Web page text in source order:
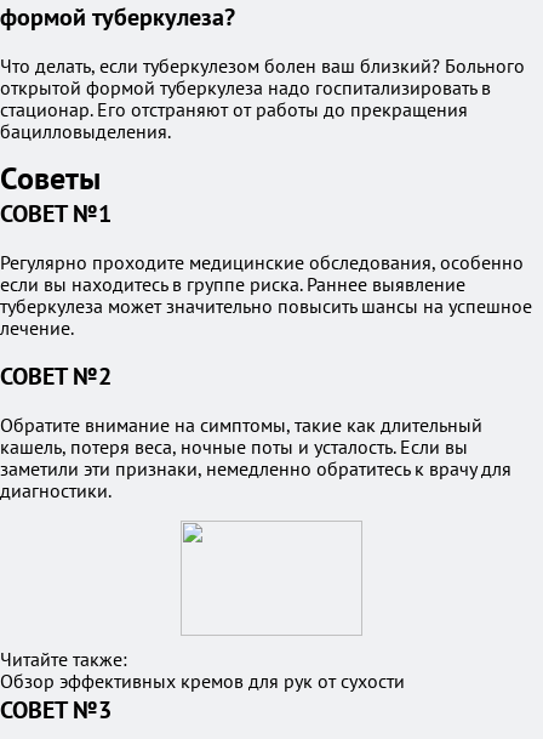
формой туберкулеза?
Что делать, если туберкулезом болен ваш близкий? Больного
открытой формой туберкулеза надо госпитализировать в
стационар. Его отстраняют от работы до прекращения
бацилловыделения.
Советы
СОВЕТ №1
Регулярно проходите медицинские обследования, особенно
если вы находитесь в группе риска. Раннее выявление
туберкулеза может значительно повысить шансы на успешное
лечение.
СОВЕТ №2
Обратите внимание на симптомы, такие как длительный
кашель, потеря веса, ночные поты и усталость. Если вы
заметили эти признаки, немедленно обратитесь к врачу для
диагностики.
Читайте также:
Обзор эффективных кремов для рук от сухости
СОВЕТ №3